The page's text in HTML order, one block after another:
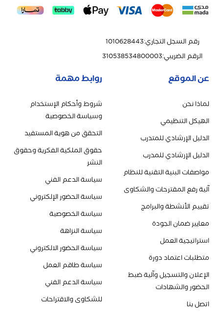
رقم السجل التجاري:
1010628443
الرقم الضريبي:
310538534800003
عن الموقع
لماذا نحن
الهيكل التنظيمي
الدليل الإرشادي للمتدرب
الدليل الإرشادي للمدرب
مواصفات البنية التقنية للنظام
آلية رفع المقترحات والشكاوى
تقييم الأنشطة والبرامج
معايير ضمان الجودة
استراتيجية العمل
متطلبات اعتماد دورة
الإعلان والتسجيل وآلية ضبط
الحضور والشهادات
اتصل بنا
روابط مهمة
شروط وأحكام الإستخدام
وسياسة الخصوصية
التحقق من هوية المستفيد
حقوق الملكية الفكرية وحقوق
النشر
سياسة الدعم الفني
سياسة الحضور الإلكتروني
سياسة الخصوصية
سياسة النزاهة
سياسة الحضور الالكتروني
سياسة طاقم العمل
سياسة الدعم الفني
للشكاوى والاقتراحات